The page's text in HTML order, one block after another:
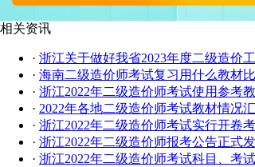
相关资讯
· 浙江关于做好我省2023年度二级造价
· 海南二级造价师考试复习用什么教材
· 浙江2022年二级造价师考试使用参考
· 2022年各地二级造价师考试教材情况
· 浙江2022年二级造价师考试实行开卷
· 浙江2022年二级造价师报考公告正式
· 浙江2022年二级造价师考试科目、考